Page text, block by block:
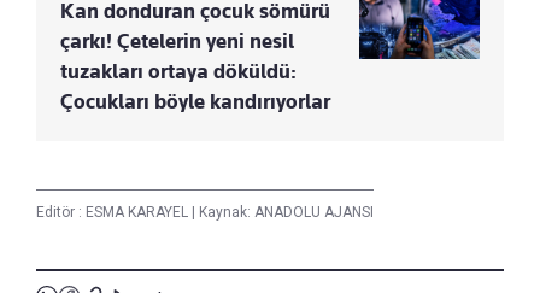
Kan donduran çocuk sömürü
çarkı! Çetelerin yeni nesil
tuzakları ortaya döküldü:
Çocukları böyle kandırıyorlar
Editör : ESMA KARAYEL Kaynak: ANADOLU AJANSI